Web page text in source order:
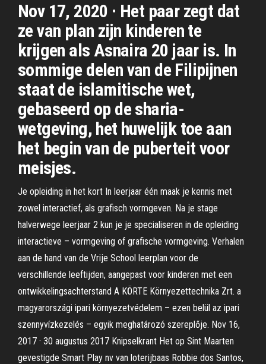
Nov 17, 2020 · Het paar zegt dat
ze van plan zijn kinderen te
krijgen als Asnaira 20 jaar is. In
sommige delen van de Filipijnen
staat de islamitische wet,
gebaseerd op de sharia-
wetgeving, het huwelijk toe aan
het begin van de puberteit voor
meisjes.
Je opleiding in het kort In leerjaar één maak je kennis met
zowel interactief, als grafisch vormgeven. Na je stage
halverwege leerjaar 2 kun je je specialiseren in de opleiding
interactieve – vormgeving of grafische vormgeving. Verhalen
aan de hand van de Vrije School leerplan voor de
verschillende leeftijden, aangepast voor kinderen met een
ontwikkelingsachterstand A KÖRTE Környezettechnika Zrt. a
magyarországi ipari környezetvédelem – ezen belül az ipari
szennyvízkezelés – egyik meghatározó szereplője. Nov 16,
2017 · 30 augustus 2017 Knipselkrant Het op Sint Maarten
gevestigde Smart Play nv van loterijbaas Robbie dos Santos,